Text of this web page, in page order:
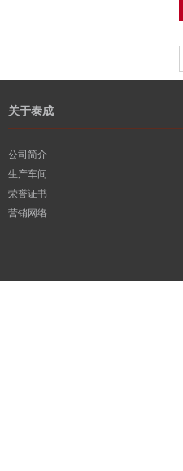
关于泰成
公司简介
生产车间
荣誉证书
营销网络